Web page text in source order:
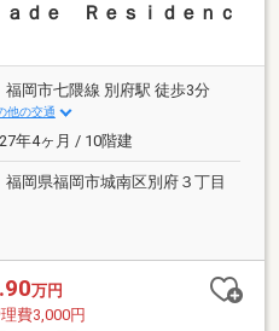
ｄｅ Ｒｅｓｉｄｅｎｃ
福岡市七隈線 別府駅 徒歩3分
他の交通
年4ヶ月 / 10階建
福岡県福岡市城南区別府３丁目
万円
費3,000円